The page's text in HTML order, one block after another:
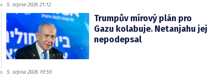
5. srpna 2026 21:12
Trumpův mírový plán pro
Gazu kolabuje. Netanjahu jej
nepodepsal
5. srpna 2026 19:55